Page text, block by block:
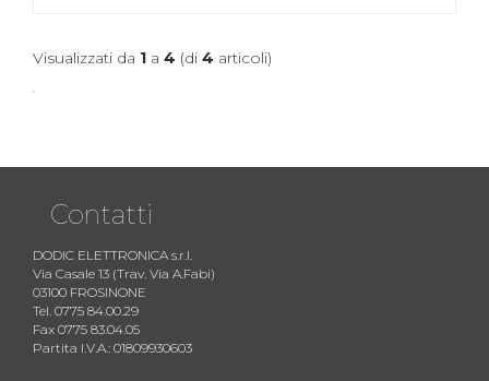
Visualizzati da 1 a 4 (di 4 articoli)
Contatti
DODIC ELETTRONICA s.r.l.
Via Casale 13 (Trav. Via A.Fabi)
03100 FROSINONE
Tel. 0775 84.00.29
Fax 0775 83.04.05
Partita I.V.A.: 01809930603